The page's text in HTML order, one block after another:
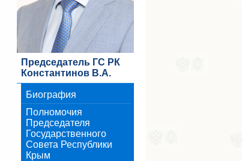
Председатель ГС РК
Константинов В.А.
Биография
Полномочия
Председателя
Государственного
Совета Республики
Крым